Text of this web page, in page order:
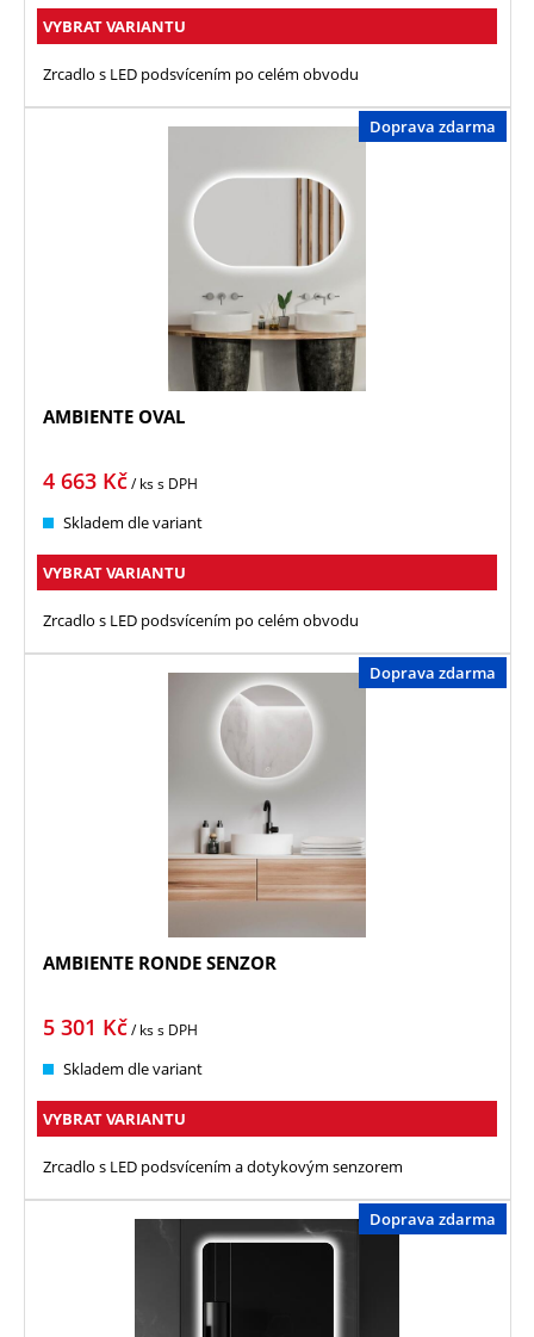
VYBRAT VARIANTU
Zrcadlo s LED podsvícením po celém obvodu
Doprava zdarma
AMBIENTE OVAL
4 663 Kč/ kss DPH
Skladem dle variant
VYBRAT VARIANTU
Zrcadlo s LED podsvícením po celém obvodu
Doprava zdarma
AMBIENTE RONDE SENZOR
5 301 Kč/ kss DPH
Skladem dle variant
VYBRAT VARIANTU
Zrcadlo s LED podsvícením a dotykovým senzorem
Doprava zdarma